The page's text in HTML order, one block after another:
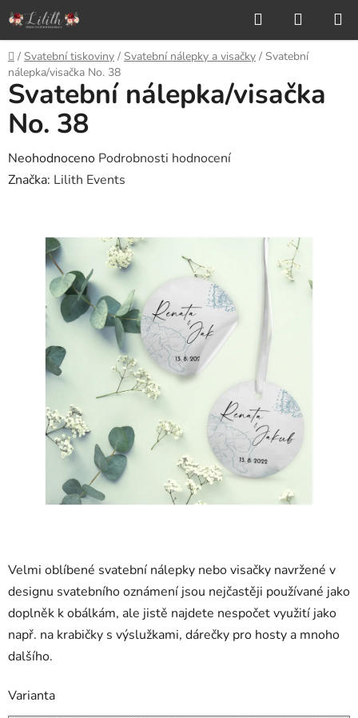
Přejít
na
obsah
Hledat
KOŠÍK
Domů
/ Svatební tiskoviny / Svatební nálepky a visačky / Svatební
nálepka/visačka No. 38
Velmi oblíbené svatební nálepky nebo visačky navržené v
designu svatebního oznámení jsou nejčastěji používané jako
doplněk k obálkám, ale jistě najdete nespočet využití jako
např. na krabičky s výslužkami, dárečky pro hosty a mnoho
dalšího.
Varianta
Svatební nálepka/visačka
No. 38
Průměrné
hodnocení
hvězdiček.
Neohodnoceno Podrobnosti hodnocení
Značka: Lilith Events